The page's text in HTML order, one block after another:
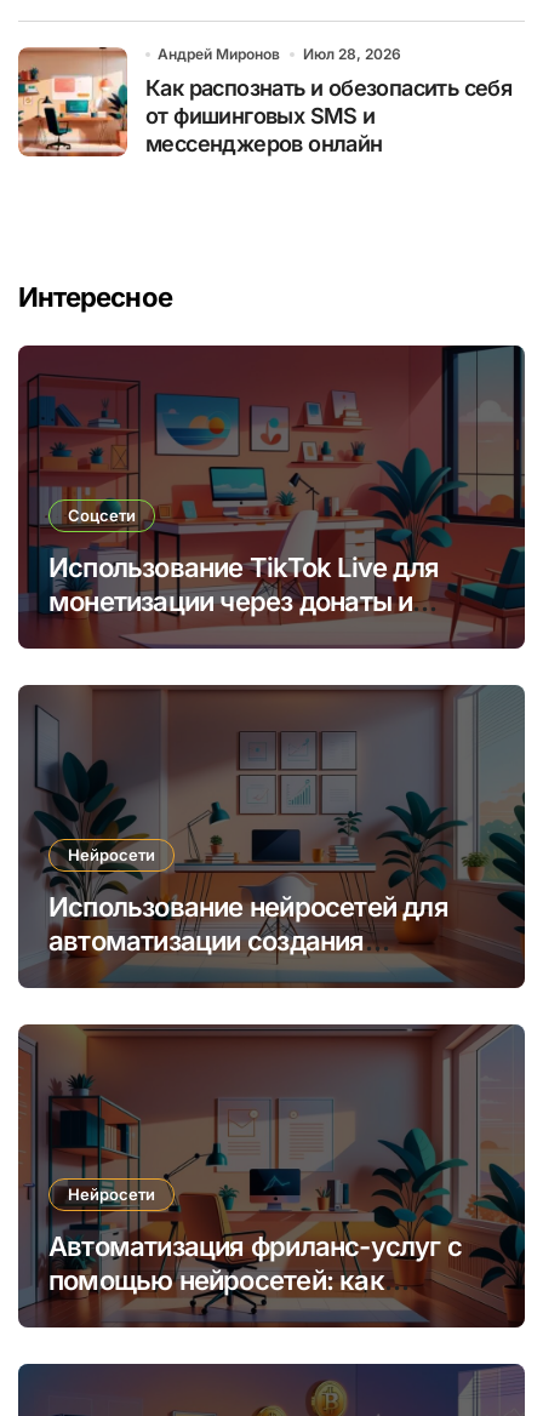
Андрей Миронов Июл 28, 2026
Как распознать и обезопасить себя
от фишинговых SMS и
мессенджеров онлайн
Интересное
Соцсети
Использование TikTok Live для
монетизации через донаты и
платные подписки
Нейросети
Использование нейросетей для
автоматизации создания
уникальных интернет-курсов и
Нейросети
Автоматизация фриланс-услуг с
помощью нейросетей: как
увеличить доход и сократить